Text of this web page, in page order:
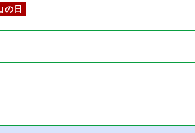
の日